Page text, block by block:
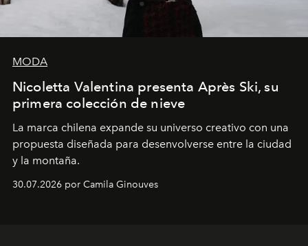
MODA
Nicoletta Valentina presenta Après Ski, su
primera colección de nieve
La marca chilena expande su universo creativo con una
propuesta diseñada para desenvolverse entre la ciudad
y la montaña.
30.07.2026 por Camila Ginouves